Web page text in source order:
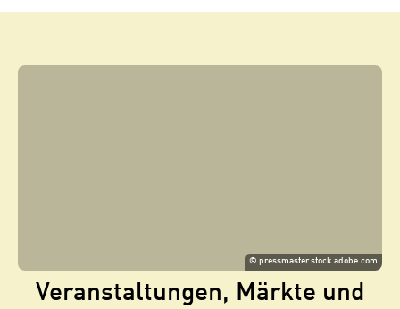
1
©pressmaster stock.adobe.com
Veranstaltungen, Märkte und